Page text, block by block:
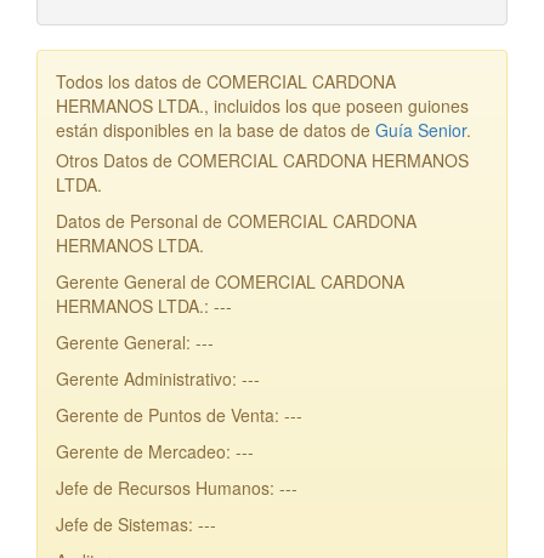
Todos los datos de COMERCIAL CARDONA
HERMANOS LTDA., incluidos los que poseen guiones
están disponibles en la base de datos de Guía Senior.
Otros Datos de COMERCIAL CARDONA HERMANOS
LTDA.
Datos de Personal de COMERCIAL CARDONA
HERMANOS LTDA.
Gerente General de COMERCIAL CARDONA
HERMANOS LTDA.: ---
Gerente General: ---
Gerente Administrativo: ---
Gerente de Puntos de Venta: ---
Gerente de Mercadeo: ---
Jefe de Recursos Humanos: ---
Jefe de Sistemas: ---